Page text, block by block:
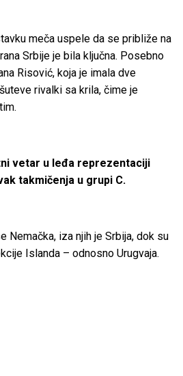
meča uspele da se približe na
Srbije je bila ključna. Posebno
Risović, koja je imala dve
rivalki sa krila, čime je
vetar u leđa reprezentaciji
takmičenja u grupi C.
Nemačka, iza njih je Srbija, dok su
Islanda – odnosno Urugvaja.